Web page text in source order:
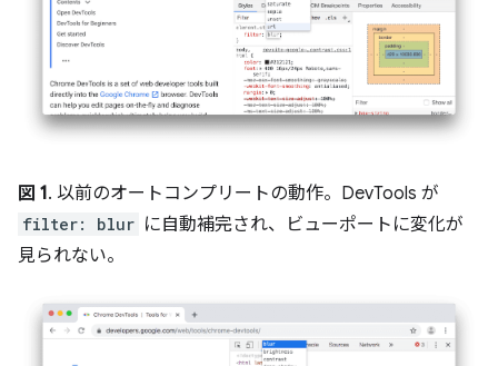
図 1. 以前のオートコンプリートの動作。DevTools が
filter: blur に自動補完され、ビューポートに変化が
見られない。